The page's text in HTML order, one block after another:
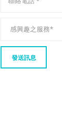
發送訊息